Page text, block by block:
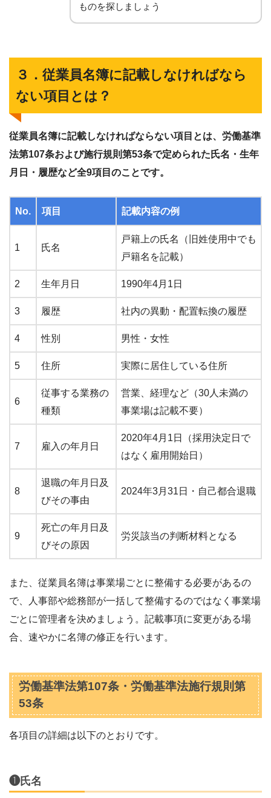
ものを探しましょう
３．従業員名簿に記載しなければなら
ない項目とは？
従業員名簿に記載しなければならない項目とは、労働基準
法第107条および施行規則第53条で定められた氏名・生年
月日・履歴など全9項目のことです。
No. 項目 記載内容の例
1 氏名
戸籍上の氏名（旧姓使用中でも
戸籍名を記載）
2 生年月日 1990年4月1日
3 履歴 社内の異動・配置転換の履歴
4 性別 男性・女性
5 住所 実際に居住している住所
6
従事する業務の
種類
営業、経理など（30人未満の
事業場は記載不要）
7 雇入の年月日
2020年4月1日（採用決定日で
はなく雇用開始日）
8
退職の年月日及
びその事由
2024年3月31日・自己都合退職
9
死亡の年月日及
びその原因
労災該当の判断材料となる
また、従業員名簿は事業場ごとに整備する必要があるの
で、人事部や総務部が一括して整備するのではなく事業場
ごとに管理者を決めましょう。記載事項に変更がある場
合、速やかに名簿の修正を行います。
労働基準法第107条・労働基準法施行規則第
53条
各項目の詳細は以下のとおりです。
❶氏名